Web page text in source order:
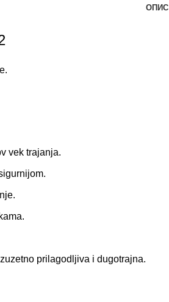
ОПИС
vek trajanja.
prilagodljiva i dugotrajna.